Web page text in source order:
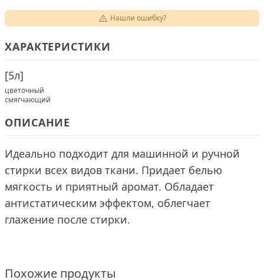
Нашли ошибку?
ХАРАКТЕРИСТИКИ
[5л]
цветочный
смягчающий
ОПИСАНИЕ
Идеально подходит для машинной и ручной
стирки всех видов ткани. Придает белью
мягкость и приятный аромат. Обладает
антистатическим эффектом, облегчает
глажение после стирки.
Похожие продукты